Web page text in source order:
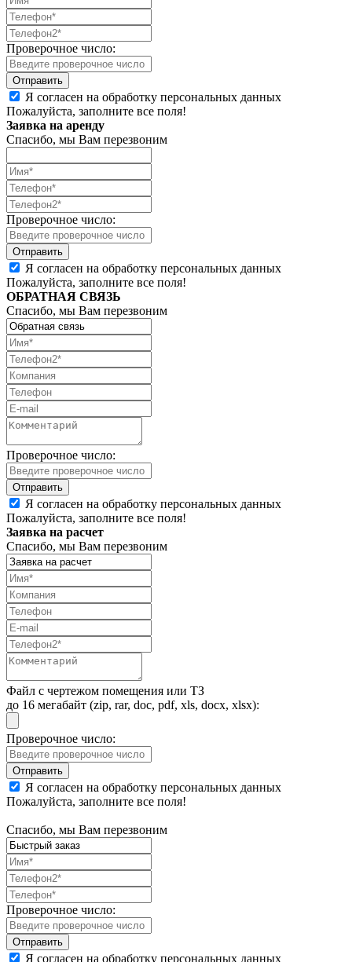
Проверочное число:
Я согласен на обработку персональных данных
Пожалуйста, заполните все поля!
Заявка на аренду
Спасибо, мы Вам перезвоним
Проверочное число:
Я согласен на обработку персональных данных
Пожалуйста, заполните все поля!
ОБРАТНАЯ СВЯЗЬ
Спасибо, мы Вам перезвоним
Проверочное число:
Я согласен на обработку персональных данных
Пожалуйста, заполните все поля!
Заявка на расчет
Спасибо, мы Вам перезвоним
Файл с чертежом помещения или ТЗ
до 16 мегабайт (zip, rar, doc, pdf, xls, docx, xlsx):
Проверочное число:
Я согласен на обработку персональных данных
Пожалуйста, заполните все поля!
Спасибо, мы Вам перезвоним
Проверочное число:
Я согласен на обработку персональных данных